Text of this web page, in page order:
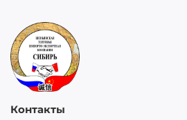
Контакты